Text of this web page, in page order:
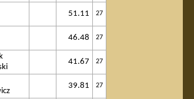
51.11 27
46.48 27
41.67 27
39.81 27